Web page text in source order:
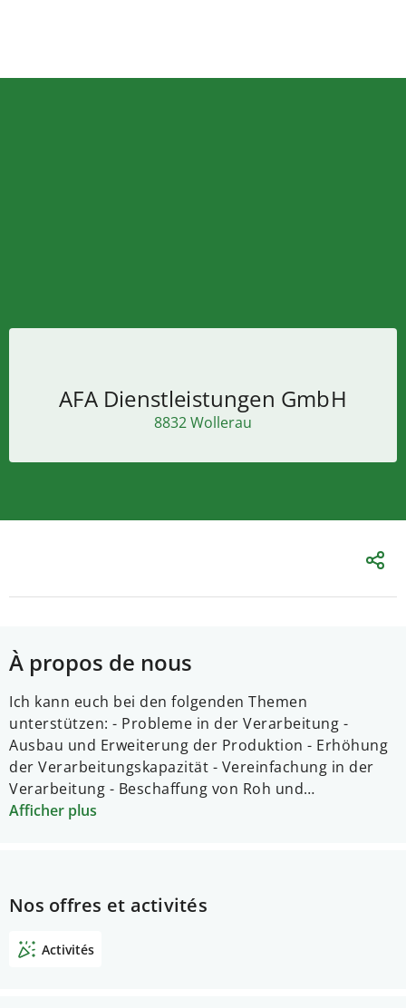
AFA Dienstleistungen GmbH
8832 Wollerau
À propos de nous
Ich kann euch bei den folgenden Themen
unterstützen: - Probleme in der Verarbeitung -
Ausbau und Erweiterung der Produktion - Erhöhung
der Verarbeitungskapazität - Vereinfachung in der
Verarbeitung - Beschaffung von Roh und
Packmaterial - Reinigung - Kommunikation mit der
Meisterprüfung habe ich sehr viel Erfahrung in der
Afficher plus
Nos offres et activités
Activités